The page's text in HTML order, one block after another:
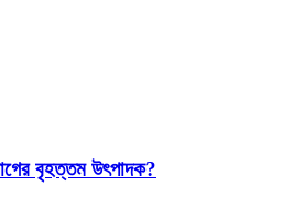
বৃহত্তম উৎপাদক?